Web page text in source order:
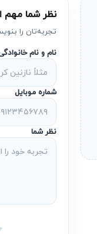
ممکن است باعث
جلوگیری می‌کند.
مانند سوختگی یا
این باعث افزایش
به حادثه‌های جدی
نظر شما
تجربه‌تان را
نام و نام
شماره موبایل
نظر شما